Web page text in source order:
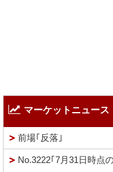
マーケットニュース
前場｢反落｣
No.3222｢7月31日時点